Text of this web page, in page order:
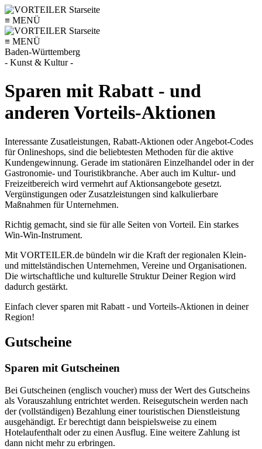
≡ MENÜ
≡ MENÜ
Baden-Württemberg
- Kunst & Kultur -
Sparen mit Rabatt - und
anderen Vorteils-Aktionen
Interessante Zusatleistungen, Rabatt-Aktionen oder Angebot-Codes
für Onlineshops, sind die beliebtesten Methoden für die aktive
Kundengewinnung. Gerade im stationären Einzelhandel oder in der
Gastronomie- und Touristikbranche. Aber auch im Kultur- und
Freizeitbereich wird vermehrt auf Aktionsangebote gesetzt.
Vergünstigungen oder Zusatzleistungen sind kalkulierbare
Maßnahmen für Unternehmen.
Richtig gemacht, sind sie für alle Seiten von Vorteil. Ein starkes
Win-Win-Instrument.
Mit VORTEILER.de bündeln wir die Kraft der regionalen Klein-
und mittelständischen Unternehmen, Vereine und Organisationen.
Die wirtschaftliche und kulturelle Struktur Deiner Region wird
dadurch gestärkt.
Einfach clever sparen mit Rabatt - und Vorteils-Aktionen in deiner
Region!
Gutscheine
Sparen mit Gutscheinen
Bei Gutscheinen (englisch voucher) muss der Wert des Gutscheins
als Vorauszahlung entrichtet werden. Reisegutschein werden nach
der (vollständigen) Bezahlung einer touristischen Dienstleistung
ausgehändigt. Er berechtigt dann beispielsweise zu einem
Hotelaufenthalt oder zu einen Ausflug. Eine weitere Zahlung ist
dann nicht mehr zu erbringen.